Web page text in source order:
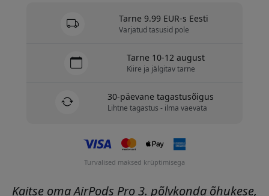
Tarne 9.99 EUR-s Eesti
Varjatud tasusid pole
Tarne 10-12 august
Kiire ja jälgitav tarne
30-päevane tagastusõigus
Lihtne tagastus - ilma vaevata
Turvalised maksed krüptimisega
Kaitse oma AirPods Pro 3. põlvkonda õhukese,